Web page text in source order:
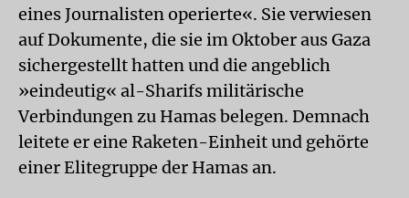
eines Journalisten operierte«. Sie verwiesen
auf Dokumente, die sie im Oktober aus Gaza
sichergestellt hatten und die angeblich
»eindeutig« al-Sharifs militärische
Verbindungen zu Hamas belegen. Demnach
leitete er eine Raketen-Einheit und gehörte
einer Elitegruppe der Hamas an.